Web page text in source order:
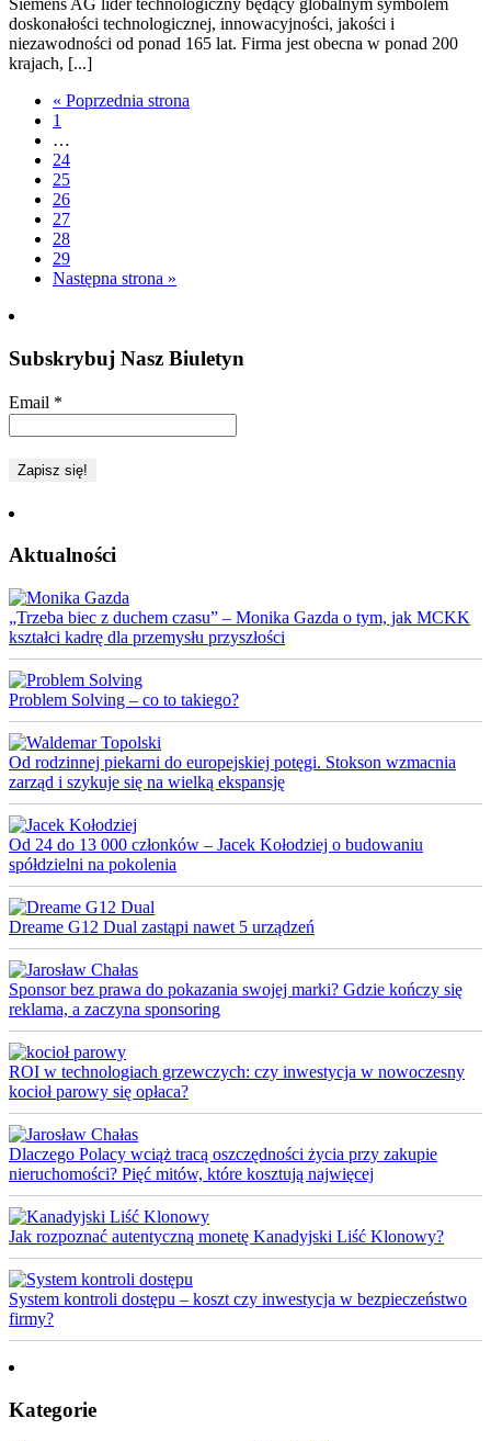
Siemens AG lider technologiczny będący globalnym symbolem
doskonałości technologicznej, innowacyjności, jakości i
niezawodności od ponad 165 lat. Firma jest obecna w ponad 200
krajach, [...]
« Poprzednia strona
1
…
24
25
26
27
28
29
Następna strona »
Subskrybuj Nasz Biuletyn
Email *
Aktualności
„Trzeba biec z duchem czasu” – Monika Gazda o tym, jak MCKK
kształci kadrę dla przemysłu przyszłości
Problem Solving – co to takiego?
Od rodzinnej piekarni do europejskiej potęgi. Stokson wzmacnia
zarząd i szykuje się na wielką ekspansję
Od 24 do 13 000 członków – Jacek Kołodziej o budowaniu
spółdzielni na pokolenia
Dreame G12 Dual zastąpi nawet 5 urządzeń
Sponsor bez prawa do pokazania swojej marki? Gdzie kończy się
reklama, a zaczyna sponsoring
ROI w technologiach grzewczych: czy inwestycja w nowoczesny
kocioł parowy się opłaca?
Dlaczego Polacy wciąż tracą oszczędności życia przy zakupie
nieruchomości? Pięć mitów, które kosztują najwięcej
Jak rozpoznać autentyczną monetę Kanadyjski Liść Klonowy?
System kontroli dostępu – koszt czy inwestycja w bezpieczeństwo
firmy?
Kategorie